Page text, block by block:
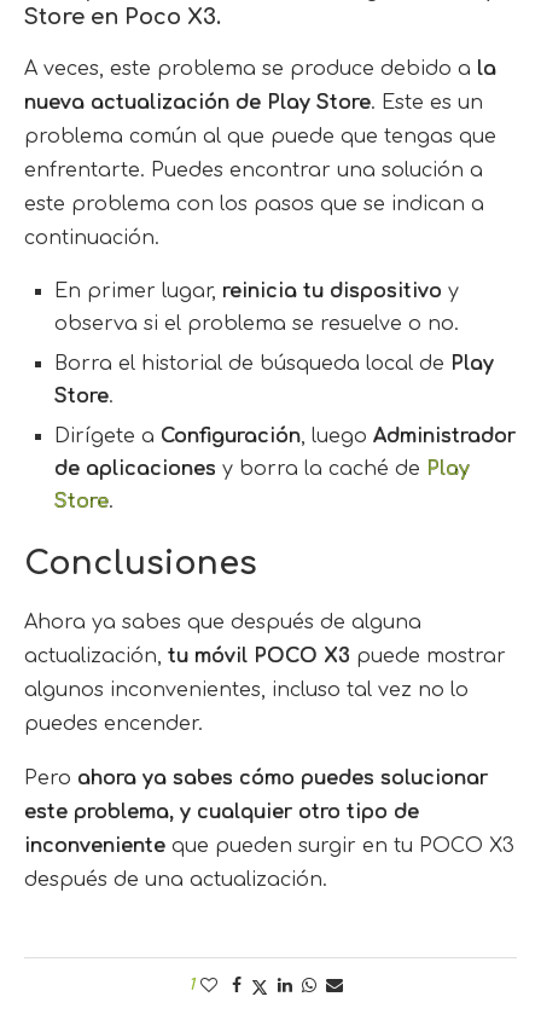
Store en Poco X3.
A veces, este problema se produce debido a la
nueva actualización de Play Store. Este es un
problema común al que puede que tengas que
enfrentarte. Puedes encontrar una solución a
este problema con los pasos que se indican a
continuación.
En primer lugar, reinicia tu dispositivo y
observa si el problema se resuelve o no.
Borra el historial de búsqueda local de Play
Store.
Dirígete a Configuración, luego Administrador
de aplicaciones y borra la caché de Play
Store.
Conclusiones
Ahora ya sabes que después de alguna
actualización, tu móvil POCO X3 puede mostrar
algunos inconvenientes, incluso tal vez no lo
puedes encender.
Pero ahora ya sabes cómo puedes solucionar
este problema, y cualquier otro tipo de
inconveniente que pueden surgir en tu POCO X3
después de una actualización.
1